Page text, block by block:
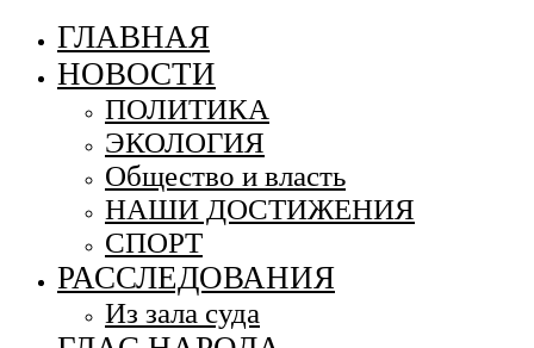
ГЛАВНАЯ
НОВОСТИ
ПОЛИТИКА
ЭКОЛОГИЯ
Общество и власть
НАШИ ДОСТИЖЕНИЯ
СПОРТ
РАССЛЕДОВАНИЯ
Из зала суда